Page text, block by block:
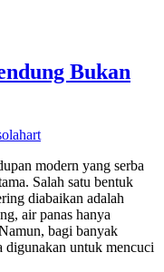
Bukan
modern yang serba
Salah satu bentuk
diabaikan adalah
air panas hanya
bagi banyak
digunakan untuk mencuci